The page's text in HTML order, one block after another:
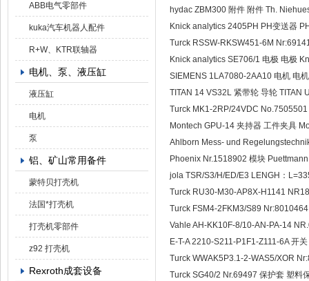
ABB电气零部件
kuka汽车机器人配件
R+W、KTR联轴器
电机、泵、液压缸
液压缸
电机
泵
铝、矿山常用备件
蒙特贝打壳机
法国*打壳机
打壳机零部件
z92 打壳机
Rexroth成套设备
hydac ZBM300 附件 附件 Th.
Knick analytics 2405PH PH变送器
Turck RSSW-RKSW451-6M
Knick analytics SE706/1 电极 电极
SIEMENS 1LA7080-2AA10 电机 电
TITAN 14 VS32L 紧带轮 导轮
Turck MK1-2RP/24VDC
Montech GPU-14 夹持器 工件夹具
Ahlborn Mess- und
Phoenix Nr.1518902 模块
jola TSR/S3/H/ED/E3 LENGH：
Turck RU30-M30-AP8X-H1141
Turck FSM4-2FKM3/S89
Vahle AH-KK10F-8/10-AN-PA-14
E-T-A 2210-S211-P1F1-Z111-6A 开
Turck WWAK5P3.1-2-WAS5/XOR
Turck SG40/2 Nr.69497 保护套 塑料